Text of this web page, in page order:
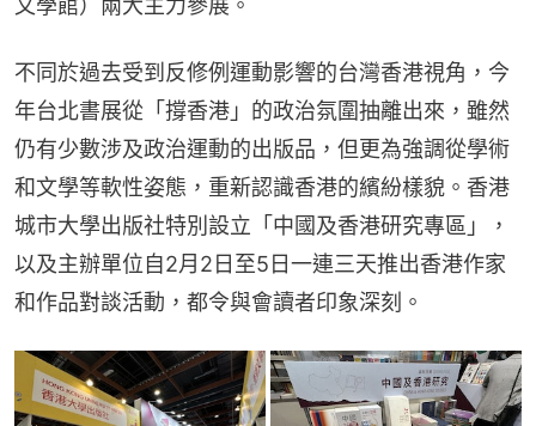
文學館）兩大主力參展。
不同於過去受到反修例運動影響的台灣香港視角，今
年台北書展從「撐香港」的政治氛圍抽離出來，雖然
仍有少數涉及政治運動的出版品，但更為強調從學術
和文學等軟性姿態，重新認識香港的繽紛樣貌。香港
城市大學出版社特別設立「中國及香港研究專區」，
以及主辦單位自2月2日至5日一連三天推出香港作家
和作品對談活動，都令與會讀者印象深刻。